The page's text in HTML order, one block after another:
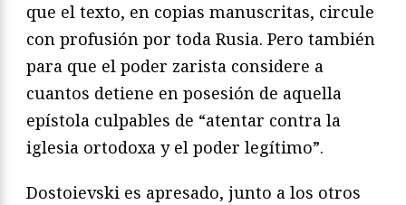
que el texto, en copias manuscritas, circule
con profusión por toda Rusia. Pero también
para que el poder zarista considere a
cuantos detiene en posesión de aquella
epístola culpables de “atentar contra la
iglesia ortodoxa y el poder legítimo”.
Dostoievski es apresado, junto a los otros